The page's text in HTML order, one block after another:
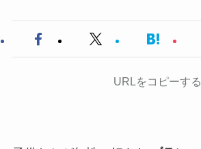
URLをコピーする